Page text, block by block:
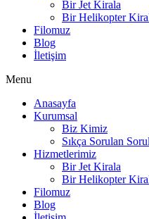
Bir Jet Kirala
Bir Helikopter
Filomuz
Blog
İletişim
Menu
Anasayfa
Kurumsal
Biz Kimiz
Sıkça Sorulan
Hizmetlerimiz
Bir Jet Kirala
Bir Helikopter
Filomuz
Blog